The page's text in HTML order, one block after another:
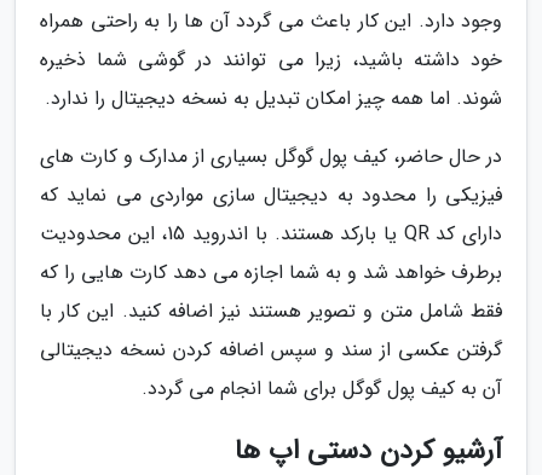
وجود دارد. این کار باعث می گردد آن ها را به راحتی همراه
خود داشته باشید، زیرا می توانند در گوشی شما ذخیره
شوند. اما همه چیز امکان تبدیل به نسخه دیجیتال را ندارد.
در حال حاضر، کیف پول گوگل بسیاری از مدارک و کارت های
فیزیکی را محدود به دیجیتال سازی مواردی می نماید که
دارای کد QR یا بارکد هستند. با اندروید 15، این محدودیت
برطرف خواهد شد و به شما اجازه می دهد کارت هایی را که
فقط شامل متن و تصویر هستند نیز اضافه کنید. این کار با
گرفتن عکسی از سند و سپس اضافه کردن نسخه دیجیتالی
آن به کیف پول گوگل برای شما انجام می گردد.
آرشیو کردن دستی اپ ها